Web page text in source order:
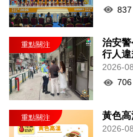
837
治安
行人違
2026-
706
黃色
2026-